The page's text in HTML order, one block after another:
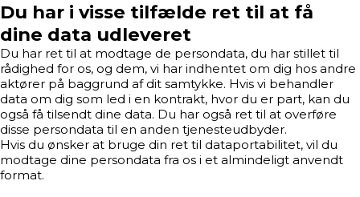
Du har i visse tilfælde ret til at få
dine data udleveret
Du har ret til at modtage de persondata, du har stillet til
rådighed for os, og dem, vi har indhentet om dig hos andre
aktører på baggrund af dit samtykke. Hvis vi behandler
data om dig som led i en kontrakt, hvor du er part, kan du
også få tilsendt dine data. Du har også ret til at overføre
disse persondata til en anden tjenesteudbyder.
Hvis du ønsker at bruge din ret til dataportabilitet, vil du
modtage dine persondata fra os i et almindeligt anvendt
format.